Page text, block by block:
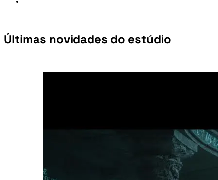
Últimas novidades do estúdio